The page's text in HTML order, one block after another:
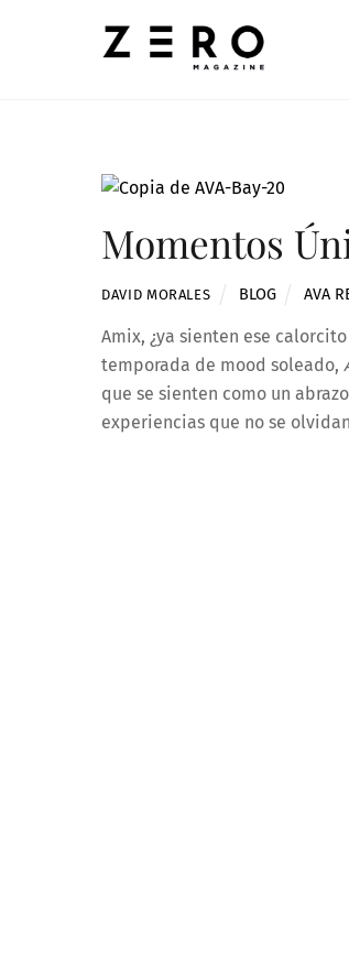
Momentos
DAVID MORALES BLOG AVA
Amix, ¿ya sienten ese
temporada de mood soleado,
que se sienten como un
experiencias que no se